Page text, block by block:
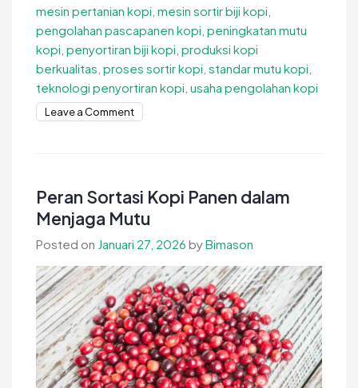
mesin pertanian kopi mesin sortir biji kopi
pengolahan pascapanen kopi peningkatan mutu
kopi penyortiran biji kopi produksi kopi
berkualitas proses sortir kopi standar mutu kopi
teknologi penyortiran kopi usaha pengolahan kopi
Leave a Commenton
Tentukan
Kualitas
Akhir
Peran Sortasi Kopi Panen dalam
Menjaga Mutu
Posted on Januari 27, 2026 byBimason